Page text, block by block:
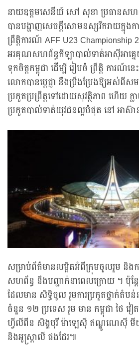
នាយឧត្តមសេនីយ៍ សៅ សុខា ប្រធានសហព័
បានបង្ហាញសេចក្តីសោមនស្សរីករាយក្នុងការ
ព្រឹត្តិការណ៍ AFF U23
អរគុណសហព័ន្ធកីឡាបាល់ទាត់អាស៊ីអាគ្ន
ទុកចិត្តកម្ពុជា ដើម្បី រៀបចំ ព្រឹត្តិ ការណ៍នេ
លោកបានប្ដេជ្ញា នឹងប្រឹងប្រែងឱ្យអស់ពីសម
ប្រកួតប្រព្រឹត្តទៅដោយសុវត្ថិភាព ហើយ ក្លា
ប្រកួតបាល់ទាត់យុវជនល្អបំផុត នៅ អាស៊ា
សម្រាប់ព័ត៌មានលម្អិតអំពីក្រុមចូលរួម និង
សហព័ន្ធ នឹងបញ្ជាក់នាពេលក្រោយ ។ ប៉ុន្
ដែលមាន សិទ្ធិចូល រួមការប្រកួតថ្នាក់តំប
ចំនួន ១២ ប្រទេស រួម មាន កម្ពុជា ថៃ
ហ្វីលីពីន សិង្ហបុរី ម៉ាឡេស៊ី ឥណ្ឌូណេស៊ី មីយ៉
និងអូស្ដ្រាលី ផងដែរ៕